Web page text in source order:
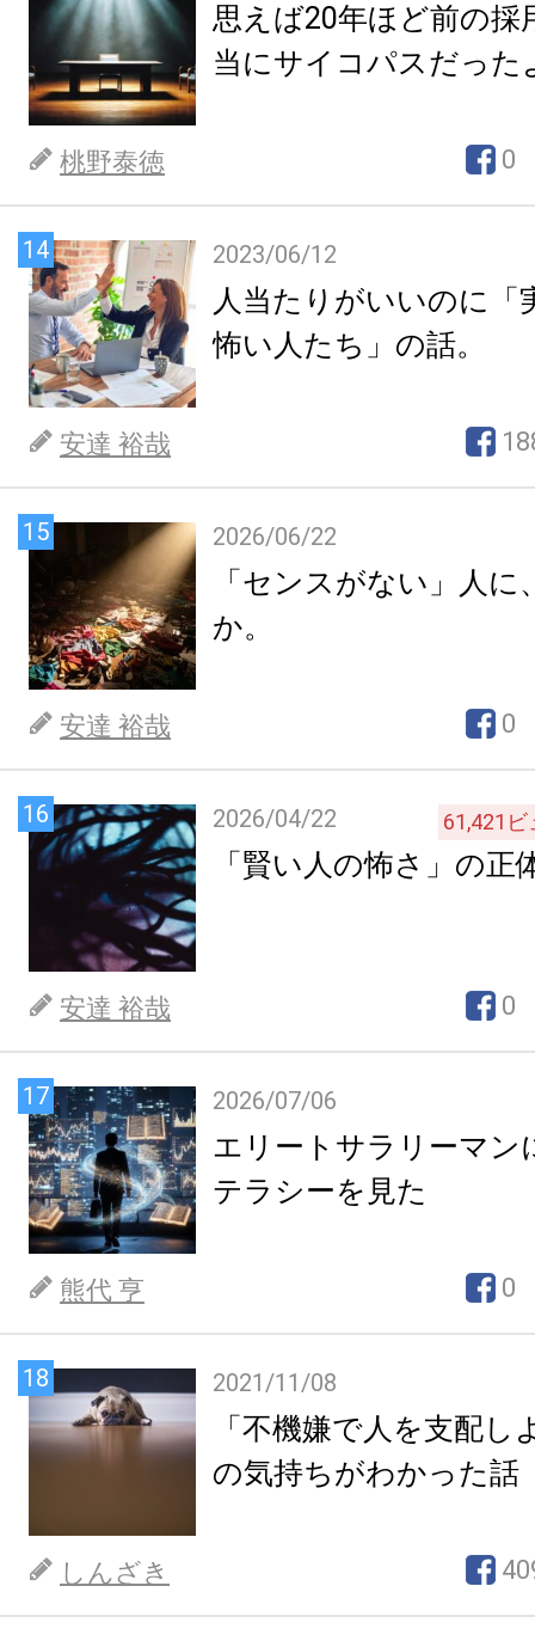
思えば20年ほど前の採
当にサイコパスだった
桃野泰徳 0
14 2023/06/12
人当たりがいいのに「
怖い人たち」の話。
安達 裕哉
15 2026/06/22
「センスがない」人
か。
安達 裕哉 0
16 2026/04/22 61,421 ビ
「賢い人の怖さ」の正
安達 裕哉 0
17 2026/07/06
エリートサラリーマン
テラシーを見た
熊代 亨 0
18 2021/11/08
「不機嫌で人を支配し
の気持ちがわかった話
しんざき